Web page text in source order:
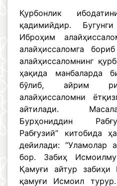
Қурбонлик
қадимийдир.
Иброҳим
алайҳиссаломга
алайҳиссаломнинг
ҳақида манбаларда
бўлиб, айрим
алайҳиссаломни
айтилади.
Бурҳониддин
Рабғузий” китобида
дейилади: “Уламолар
бор. Забиҳ
Қамуғи айтур
қамуғи Исмоил